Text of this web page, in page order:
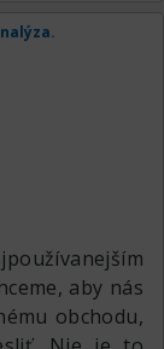
aby nás
obchodu,